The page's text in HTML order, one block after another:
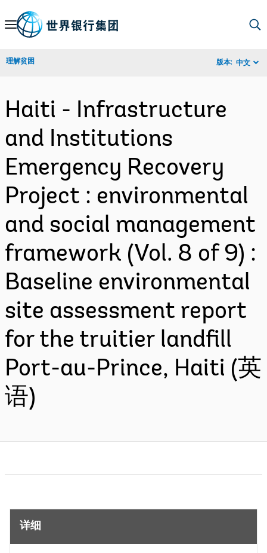
Skip
Navigation
理解贫困 版本: 中文
Haiti - Infrastructure
and Institutions
Emergency Recovery
Project : environmental
and social management
framework (Vol. 8 of 9) :
Baseline environmental
site assessment report
for the truitier landfill
Port-au-Prince, Haiti (英
语)
详细